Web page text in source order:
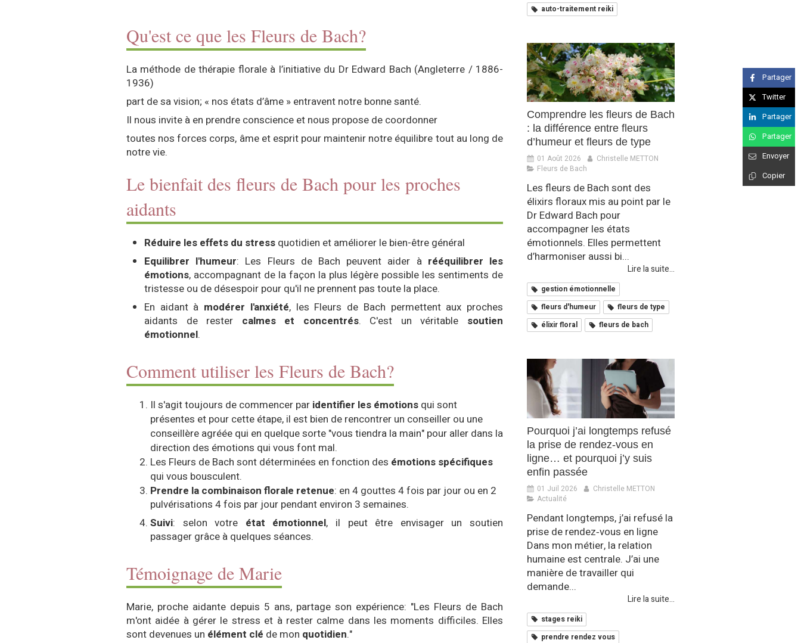
Qu'est ce que les Fleurs de Bach?
La méthode de thérapie florale à l’initiative du Dr Edward Bach (Angleterre / 1886-
1936)
part de sa vision; « nos états d’âme » entravent notre bonne santé.
Il nous invite à en prendre conscience et nous propose de coordonner
toutes nos forces corps, âme et esprit pour maintenir notre équilibre tout au long de
notre vie.
Le bienfait des fleurs de Bach pour les proches
aidants
Réduire les effets du stress quotidien et améliorer le bien-être général
Equilibrer l'humeur: Les Fleurs de Bach peuvent aider à rééquilibrer les
émotions, accompagnant de la façon la plus légère possible les sentiments de
tristesse ou de désespoir pour qu'il ne prennent pas toute la place.
En aidant à modérer l'anxiété, les Fleurs de Bach permettent aux proches
aidants de rester calmes et concentrés. C'est un véritable soutien
émotionnel.
Comment utiliser les Fleurs de Bach?
Il s'agit toujours de commencer par identifier les émotions qui sont
présentes et pour cette étape, il est bien de rencontrer un conseiller ou une
conseillère agréée qui en quelque sorte "vous tiendra la main" pour aller dans la
direction des émotions qui vous font mal.
Les Fleurs de Bach sont déterminées en fonction des émotions spécifiques
qui vous bousculent.
Prendre la combinaison florale retenue: en 4 gouttes 4 fois par jour ou en 2
pulvérisations 4 fois par jour pendant environ 3 semaines.
Suivi: selon votre état émotionnel, il peut être envisager un soutien
passager grâce à quelques séances.
Témoignage de Marie
Marie, proche aidante depuis 5 ans, partage son expérience: "Les Fleurs de Bach
m'ont aidée à gérer le stress et à rester calme dans les moments difficiles. Elles
sont devenues un élément clé de mon quotidien."
Partager
Twitter
Partager
Partager
Envoyer
Copier
auto-traitement reiki
Comprendre les fleurs de Bach
: la différence entre fleurs
d’humeur et fleurs de type
01 Août 2026
Christelle METTON
Fleurs de Bach
Les fleurs de Bach sont des
élixirs floraux mis au point par le
Dr Edward Bach pour
accompagner les états
émotionnels. Elles permettent
d’harmoniser aussi bi...
Lire la suite...
gestion émotionnelle
fleurs d'humeur
fleurs de type
élixir floral
fleurs de bach
Pourquoi j’ai longtemps refusé
la prise de rendez‑vous en
ligne… et pourquoi j’y suis
enfin passée
01 Juil 2026
Christelle METTON
Actualité
Pendant longtemps, j’ai refusé la
prise de rendez‑vous en ligne
Dans mon métier, la relation
humaine est centrale. J’ai une
manière de travailler qui
demande...
Lire la suite...
stages reiki
prendre rendez vous